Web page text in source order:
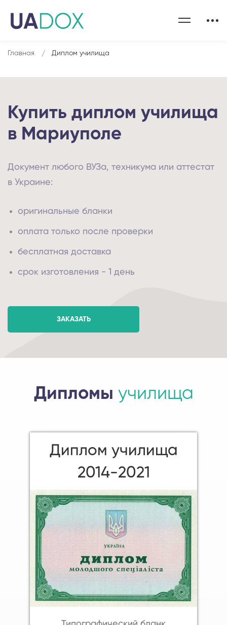
Главная Диплом училища
Купить диплом училища
в Мариуполе
Документ любого ВУЗа, техникума или аттестат
в Украине:
оригинальные бланки
оплата только после проверки
бесплатная доставка
срок изготовления - 1 день
ЗАКАЗАТЬ
Дипломы училища
Диплом училища
2014-2021